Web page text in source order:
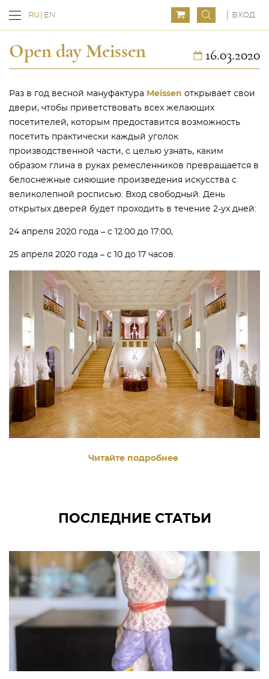
RU EN ВХОД
Open day Meissen 16.03.2020
Раз в год весной мануфактура Meissen открывает свои
двери, чтобы приветствовать всех желающих
посетителей, которым предоставится возможность
посетить практически каждый уголок
производственной части, с целью узнать, каким
образом глина в руках ремесленников превращается в
белоснежные сияющие произведения искусства с
великолепной росписью. Вход свободный. День
открытых дверей будет проходить в течение 2-ух дней:
24 апреля 2020 года – с 12:00 до 17:00,
25 апреля 2020 года – с 10 до 17 часов.
Читайте подробнее
ПОСЛЕДНИЕ СТАТЬИ